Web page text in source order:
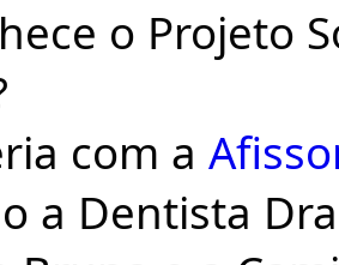
o Projeto
com a
a Dentista